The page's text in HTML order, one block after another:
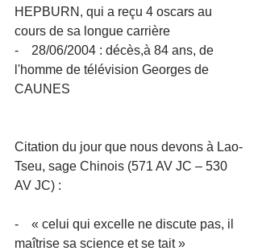
HEPBURN, qui a reçu 4 oscars au
cours de sa longue carrière
-    28/06/2004 : décès,à 84 ans, de
l'homme de télévision Georges de
CAUNES
Citation du jour que nous devons à Lao-
Tseu, sage Chinois (571 AV JC – 530
AV JC) :
-    « celui qui excelle ne discute pas, il
maîtrise sa science et se tait »